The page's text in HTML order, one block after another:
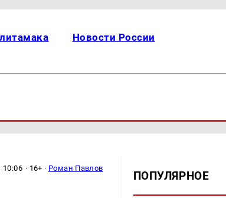
Новости России
10:06 · 16+ · Роман Павлов
ПОПУЛЯРНОЕ